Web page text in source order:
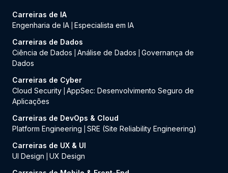
Carreiras de IA
Engenharia de IA Especialista em IA
Carreiras de Dados
Ciência de Dados
Análise de Dados
Governança de
Dados
Carreiras de Cyber
Cloud Security AppSec: Desenvolvimento Seguro de
Aplicações
Carreiras de DevOps & Cloud
Platform Engineering
SRE (Site Reliability Engineering)
Carreiras de UX & UI
UI Design
UX Design